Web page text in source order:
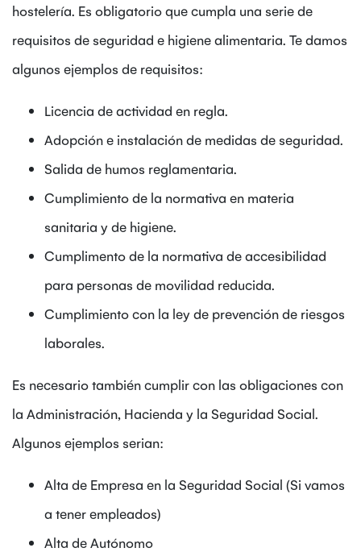
hostelería. Es obligatorio que cumpla una serie de
requisitos de seguridad e higiene alimentaria. Te damos
algunos ejemplos de requisitos:
Licencia de actividad en regla.
Adopción e instalación de medidas de seguridad.
Salida de humos reglamentaria.
Cumplimiento de la normativa en materia
sanitaria y de higiene.
Cumplimento de la normativa de accesibilidad
para personas de movilidad reducida.
Cumplimiento con la ley de prevención de riesgos
laborales.
Es necesario también cumplir con las obligaciones con
la Administración, Hacienda y la Seguridad Social.
Algunos ejemplos serian:
Alta de Empresa en la Seguridad Social (Si vamos
a tener empleados)
Alta de Autónomo